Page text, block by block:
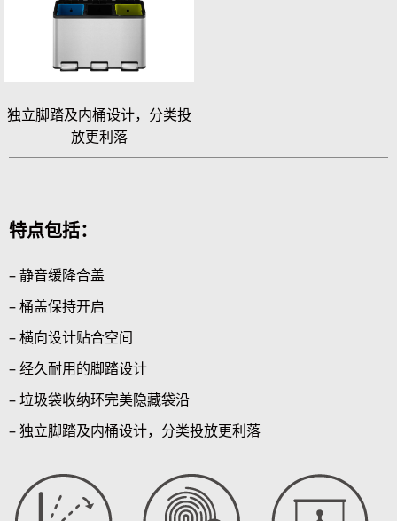
独立脚踏及内桶设计，分类投
放更利落
特点包括：
– 静音缓降合盖
– 桶盖保持开启
– 横向设计贴合空间
– 经久耐用的脚踏设计
– 垃圾袋收纳环完美隐藏袋沿
– 独立脚踏及内桶设计，分类投放更利落